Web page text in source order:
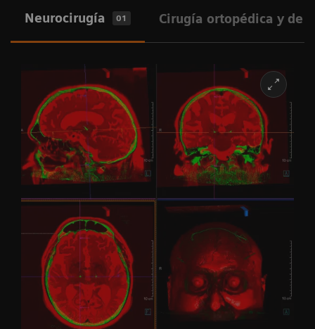
Neurocirugía 01 Cirugía ortopédica y de